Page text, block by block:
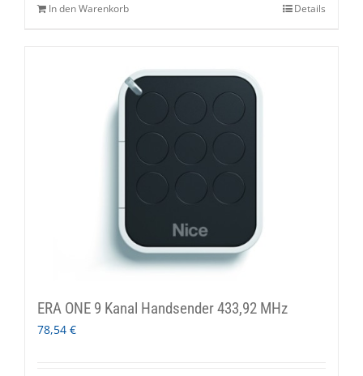
In den Warenkorb Details
ERA ONE 9 Kanal Handsender 433,92 MHz
78,54 €